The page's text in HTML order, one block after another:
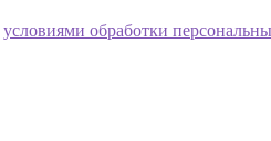
условиями обработки